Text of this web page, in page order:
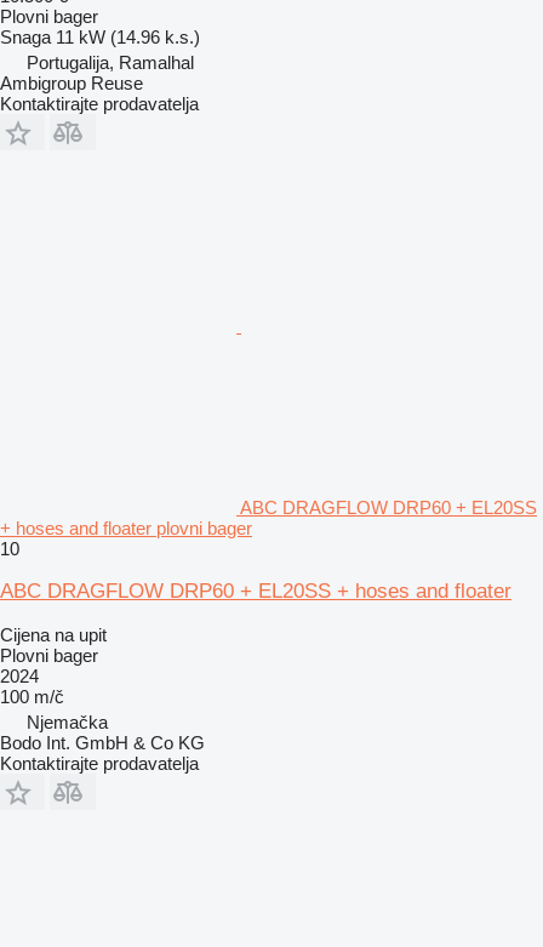
Plovni bager
Snaga 11 kW (14.96 k.s.)
Portugalija, Ramalhal
Ambigroup Reuse
Kontaktirajte prodavatelja
ABC DRAGFLOW DRP60 + EL20SS
+ hoses and floater plovni bager
10
ABC DRAGFLOW DRP60 + EL20SS + hoses and floater
Cijena na upit
Plovni bager
2024
100 m/č
Njemačka
Bodo Int. GmbH & Co KG
Kontaktirajte prodavatelja